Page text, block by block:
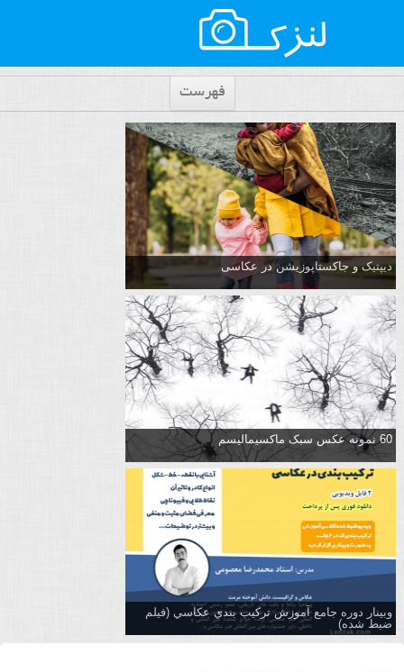
فهرست
دیپتیک و جاکستا‌پوزیشن در عکاسی
60 نمونه عکس سبک ماکسیمالیسم
وبینار دوره جامع آموزش تركيب بندي عكاسي (فیلم
ضبط شده)